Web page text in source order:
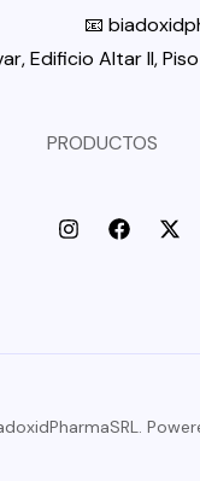
📧
Edificio Altar II,
PRODUCTOS